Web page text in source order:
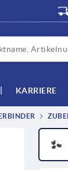
KARRIERE